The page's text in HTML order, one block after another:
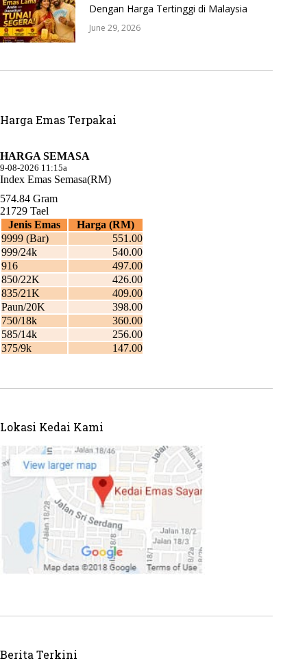
Dengan Harga Tertinggi di Malaysia
June 29, 2026
Harga Emas Terpakai
Lokasi Kedai Kami
Berita Terkini